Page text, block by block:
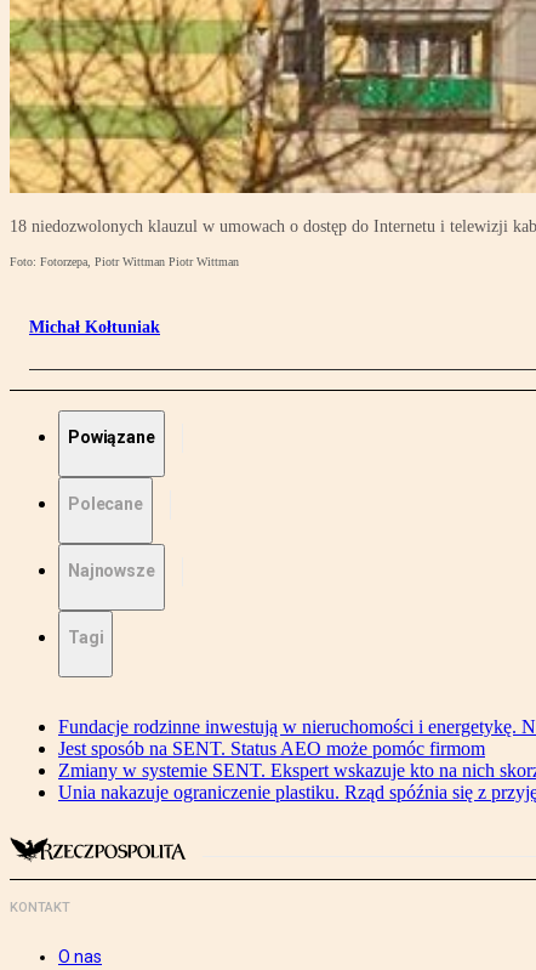
18 niedozwolonych klauzul w umowach o dostęp do Internetu i telewizji
Foto: Fotorzepa, Piotr Wittman Piotr Wittman
Michał Kołtuniak
Powiązane
Polecane
Najnowsze
Tagi
Fundacje rodzinne inwestują w nieruchomości i energetykę.
Jest sposób na SENT. Status AEO może pomóc firmom
Zmiany w systemie SENT. Ekspert wskazuje kto na nich
Unia nakazuje ograniczenie plastiku. Rząd spóźnia się z
KONTAKT
O nas